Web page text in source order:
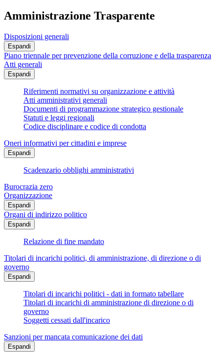
Amministrazione Trasparente
Disposizioni generali
Espandi
Piano triennale per prevenzione della corruzione e della trasparenza
Atti generali
Espandi
Riferimenti normativi su organizzazione e attività
Atti amministrativi generali
Documenti di programmazione strategico gestionale
Statuti e leggi regionali
Codice disciplinare e codice di condotta
Oneri informativi per cittadini e imprese
Espandi
Scadenzario obblighi amministrativi
Burocrazia zero
Organizzazione
Espandi
Organi di indirizzo politico
Espandi
Relazione di fine mandato
Titolari di incarichi politici, di amministrazione, di direzione o di
governo
Espandi
Titolari di incarichi politici - dati in formato tabellare
Titolari di incarichi di amministrazione di direzione o di
governo
Soggetti cessati dall'incarico
Sanzioni per mancata comunicazione dei dati
Espandi